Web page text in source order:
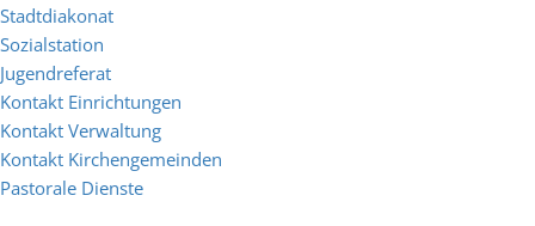
Stadtdiakonat
Sozialstation
Jugendreferat
Kontakt Einrichtungen
Kontakt Verwaltung
Kontakt Kirchengemeinden
Pastorale Dienste